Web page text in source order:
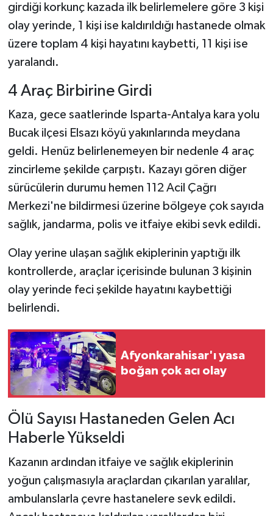
girdiği korkunç kazada ilk belirlemelere göre 3 kişi
olay yerinde, 1 kişi ise kaldırıldığı hastanede olmak
üzere toplam 4 kişi hayatını kaybetti, 11 kişi ise
yaralandı.
4 Araç Birbirine Girdi
Kaza, gece saatlerinde Isparta-Antalya kara yolu
Bucak ilçesi Elsazı köyü yakınlarında meydana
geldi. Henüz belirlenemeyen bir nedenle 4 araç
zincirleme şekilde çarpıştı. Kazayı gören diğer
sürücülerin durumu hemen 112 Acil Çağrı
Merkezi'ne bildirmesi üzerine bölgeye çok sayıda
sağlık, jandarma, polis ve itfaiye ekibi sevk edildi.
Olay yerine ulaşan sağlık ekiplerinin yaptığı ilk
kontrollerde, araçlar içerisinde bulunan 3 kişinin
olay yerinde feci şekilde hayatını kaybettiği
belirlendi.
Afyonkarahisar'ı yasa
boğan çok acı olay
Ölü Sayısı Hastaneden Gelen Acı
Haberle Yükseldi
Kazanın ardından itfaiye ve sağlık ekiplerinin
yoğun çalışmasıyla araçlardan çıkarılan yaralılar,
ambulanslarla çevre hastanelere sevk edildi.